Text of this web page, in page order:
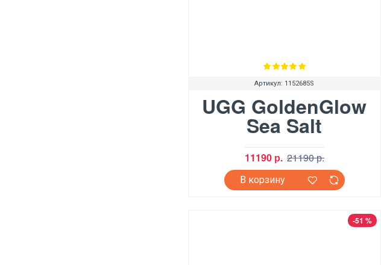
Артикул: 1152685S
UGG GoldenGlow
Sea Salt
11190 р. 21190 р.
В корзину
-51 %